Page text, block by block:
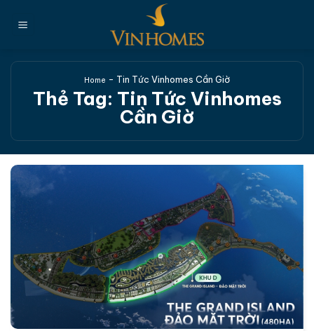
đến
dung
Home - Tin Tức Vinhomes Cần Giờ
Thẻ Tag: Tin Tức Vinhomes
Cần Giờ